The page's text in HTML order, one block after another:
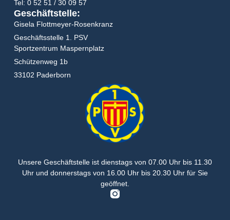
Unsere Geschäftstelle ist dienstags von 07.00 Uhr bis 11.30
Uhr und donnerstags von 16.00 Uhr bis 20.30 Uhr für Sie
geöffnet.
Tel: 0 52 51 / 30 09 57
Geschäftstelle:
Gisela Flottmeyer-Rosenkranz
Geschäftsstelle 1. PSV
Sportzentrum Maspernplatz
Schützenweg 1b
33102 Paderborn